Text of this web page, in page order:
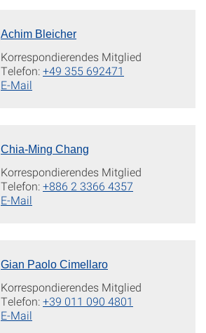
Achim Bleicher
Korrespondierendes Mitglied
Telefon:+49 355 692471
E-Mail
Chia-Ming Chang
Korrespondierendes Mitglied
Telefon:+886 2 3366 4357
E-Mail
Gian Paolo Cimellaro
Korrespondierendes Mitglied
Telefon:+39 011 090 4801
E-Mail